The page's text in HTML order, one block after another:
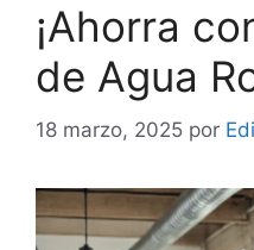
¡Ahorra
de Agua
18 marzo, 2025 por